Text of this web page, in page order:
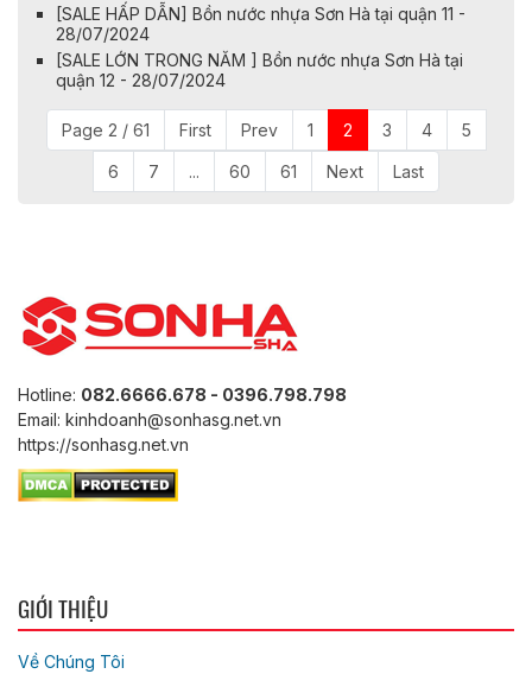
[SALE HẤP DẪN] Bồn nước nhựa Sơn Hà tại quận 11 -
28/07/2024
[SALE LỚN TRONG NĂM ] Bồn nước nhựa Sơn Hà tại
quận 12 - 28/07/2024
Page 2 / 61 First Prev 1 2 3 4 5
6 7 ... 60 61 Next Last
Hotline: 082.6666.678 - 0396.798.798
Email: kinhdoanh@sonhasg.net.vn
https://sonhasg.net.vn
GIỚI THIỆU
Về Chúng Tôi